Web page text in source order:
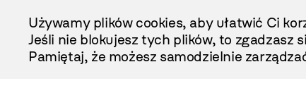
Treści
Używamy plików cookies, aby ułatwić Ci
Jeśli nie blokujesz tych plików, to zgadzasz
Pamiętaj, że możesz samodzielnie